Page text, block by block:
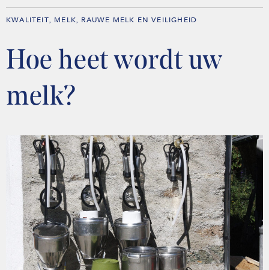
KWALITEIT MELK RAUWE MELK EN VEILIGHEID
Hoe heet wordt uw
melk?